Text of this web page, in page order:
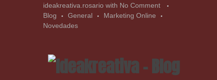
ideakreativa.rosario with No Comment
Blog
General
Marketing Online
Novedades